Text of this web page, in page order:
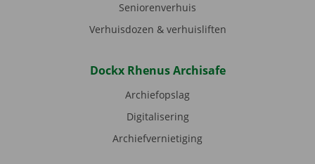
Seniorenverhuis
Verhuisdozen & verhuisliften
Dockx Rhenus Archisafe
Archiefopslag
Digitalisering
Archiefvernietiging